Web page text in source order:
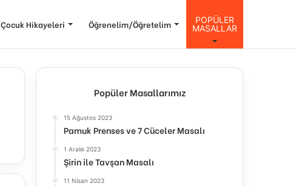
Çocuk Hikayeleri Öğrenelim/Öğretelim
POPÜLER
MASALLAR
Popüler Masallarımız
15 Ağustos 2023
Pamuk Prenses ve 7 Cüceler Masalı
1 Aralık 2023
Şirin ile Tavşan Masalı
11 Nisan 2023